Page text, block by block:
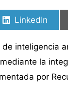
en
LinkedIn
inteligencia
la
por
en